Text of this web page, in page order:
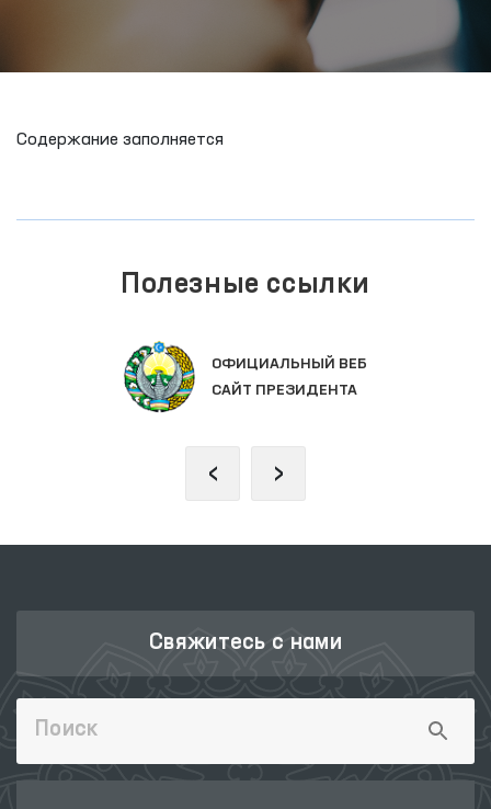
Содержание заполняется
Полезные ссылки
ОФИЦИАЛЬНЫЙ ВЕБ
САЙТ ПРЕЗИДЕНТА
‹ ›
Свяжитесь с нами